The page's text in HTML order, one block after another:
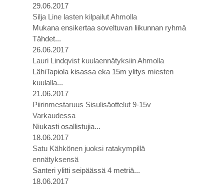
29.06.2017
Silja Line lasten kilpailut Ahmolla
Mukana ensikertaa soveltuvan liikunnan ryhmä
Tähdet...
26.06.2017
Lauri Lindqvist kuulaennätyksiin Ahmolla
LähiTapiola kisassa eka 15m ylitys miesten
kuulalla...
21.06.2017
Piirinmestaruus Sisulisäottelut 9-15v
Varkaudessa
Niukasti osallistujia...
18.06.2017
Satu Kähkönen juoksi ratakympillä
ennätyksensä
Santeri ylitti seipäässä 4 metriä...
18.06.2017